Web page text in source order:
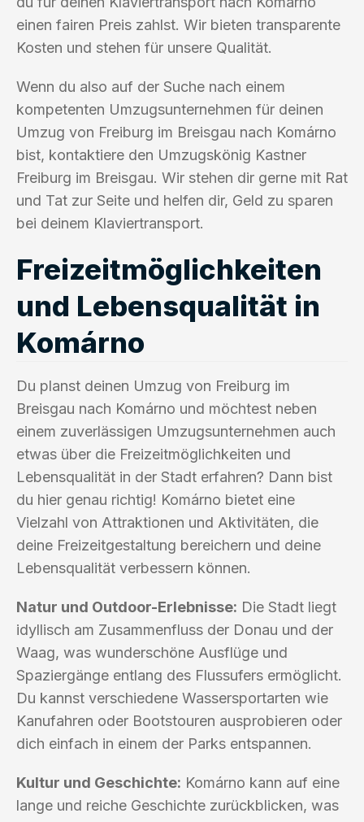
einen fairen Preis zahlst. Wir bieten transparente
Kosten und stehen für unsere Qualität.
Wenn du also auf der Suche nach einem
kompetenten Umzugsunternehmen für deinen
Umzug von Freiburg im Breisgau nach Komárno
bist, kontaktiere den Umzugskönig Kastner
Freiburg im Breisgau. Wir stehen dir gerne mit Rat
und Tat zur Seite und helfen dir, Geld zu sparen
bei deinem Klaviertransport.
Freizeitmöglichkeiten
und Lebensqualität in
Komárno
Du planst deinen Umzug von Freiburg im
Breisgau nach Komárno und möchtest neben
einem zuverlässigen Umzugsunternehmen auch
etwas über die Freizeitmöglichkeiten und
Lebensqualität in der Stadt erfahren? Dann bist
du hier genau richtig! Komárno bietet eine
Vielzahl von Attraktionen und Aktivitäten, die
deine Freizeitgestaltung bereichern und deine
Lebensqualität verbessern können.
Natur und Outdoor-Erlebnisse: Die Stadt liegt
idyllisch am Zusammenfluss der Donau und der
Waag, was wunderschöne Ausflüge und
Spaziergänge entlang des Flussufers ermöglicht.
Du kannst verschiedene Wassersportarten wie
Kanufahren oder Bootstouren ausprobieren oder
dich einfach in einem der Parks entspannen.
Kultur und Geschichte: Komárno kann auf eine
lange und reiche Geschichte zurückblicken, was